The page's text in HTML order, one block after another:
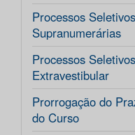
Processos
Supranumerárias
Processos
Extravestibular
Prorrogação do
do Curso